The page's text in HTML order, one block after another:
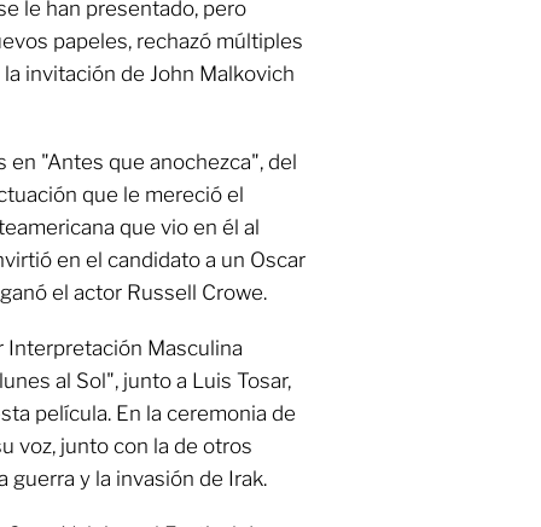
le han presentado, pero
papeles, rechazó múltiples
invitación de John Malkovich
en "Antes que anochezca", del
que le mereció el
que vio en él al
en el candidato a un Oscar
el actor Russell Crowe.
Interpretación Masculina
al Sol", junto a Luis Tosar,
película. En la ceremonia de
voz, junto con la de otros
y la invasión de Irak.